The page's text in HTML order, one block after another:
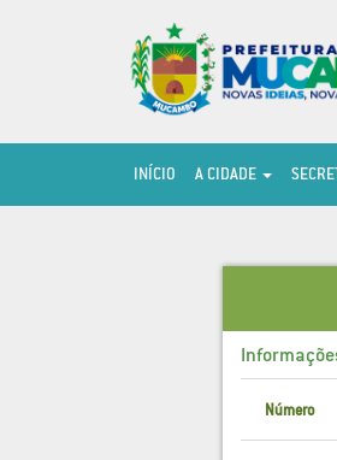
INÍCIO A CIDADE
Número